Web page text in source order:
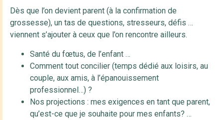
Dès que l’on devient parent (à la confirmation de
grossesse), un tas de questions, stresseurs, défis …
viennent s’ajouter à ceux que l’on rencontre ailleurs.
Santé du fœtus, de l’enfant …
Comment tout concilier (temps dédié aux loisirs, au
couple, aux amis, à l’épanouissement
professionnel…) ?
Nos projections : mes exigences en tant que parent,
qu’est-ce que je souhaite pour mes enfants? …